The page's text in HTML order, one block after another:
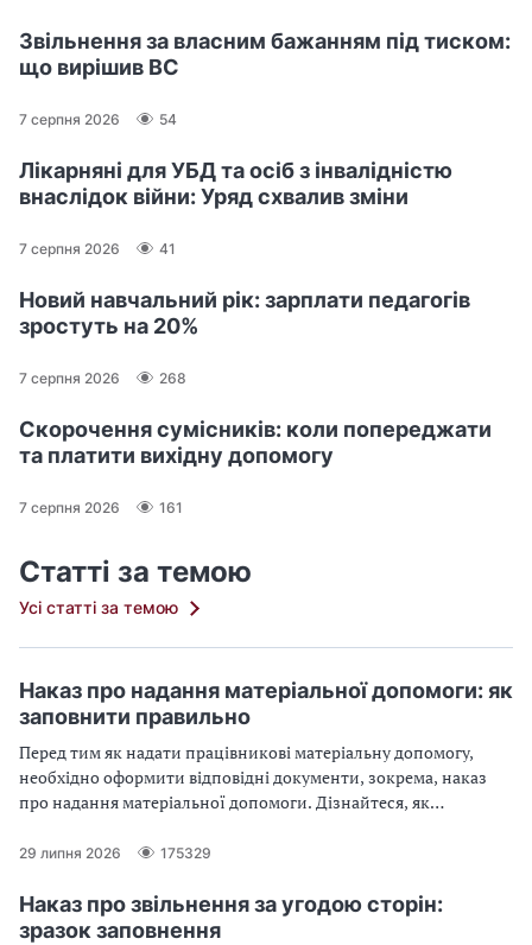
Звільнення за власним бажанням під тиском:
що вирішив ВС
7 серпня 2026 54
Лікарняні для УБД та осіб з інвалідністю
внаслідок війни: Уряд схвалив зміни
7 серпня 2026 41
Новий навчальний рік: зарплати педагогів
зростуть на 20%
7 серпня 2026 268
Скорочення сумісників: коли попереджати
та платити вихідну допомогу
7 серпня 2026 161
Статті за темою
Усі статті за темою
Наказ про надання матеріальної допомоги: як
заповнити правильно
Перед тим як надати працівникові матеріальну допомогу,
необхідно оформити відповідні документи, зокрема, наказ
про надання матеріальної допомоги. Дізнайтеся, як
допомоги: на оздоровлення, у зв’язку з сімейними
поховання
29 липня 2026 175329
Наказ про звільнення за угодою сторін:
зразок заповнення